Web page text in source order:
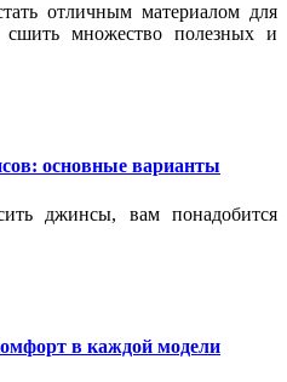
отличным материалом для
множество полезных и
основные варианты
джинсы, вам понадобится
в каждой модели